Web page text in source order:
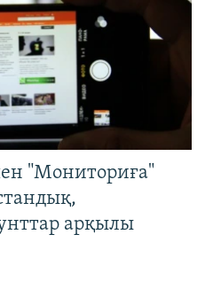
"Мониториға"
арқылы